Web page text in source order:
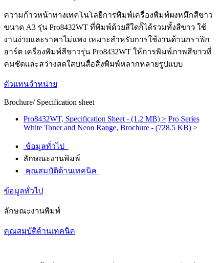
ความก้าวหน้าทางเทคโนโลยีการพิมพ์เครื่องพิมพ์ผงหมึกสีขาว
ขนาด A3 รุ่น Pro8432WT ที่พิมพ์ด้วยสีใดก็ได้รวมทั้งสีขาว ใช้
งานง่ายและราคาไม่แพง เหมาะสำหรับการใช้งานด้านกราฟิก
อาร์ต เครื่องพิมพ์สีขาวรุ่น Pro8432WT ให้การพิมพ์ภาพสีขาวที่
คมชัดและสว่างสดใสบนสื่อสิ่งพิมพ์หลากหลายรูปแบบ
ตัวแทนจำหน่าย
Brochure/ Specification sheet
Pro8432WT, Specification Sheet - (1.2 MB) > Pro Series
White Toner and Neon Range, Brochure - (728.5 KB) >
ข้อมูลทั่วไป
ลักษณะงานพิมพ์
คุณสมบัติด้านเทคนิค
ข้อมูลทั่วไป
ลักษณะงานพิมพ์
คุณสมบัติด้านเทคนิค